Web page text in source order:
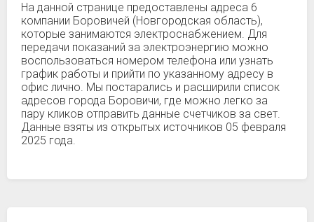
На данной странице предоставлены адреса 6
компании Боровичей (Новгородская область),
которые занимаются электроснабжением. Для
передачи показаний за электроэнергию можно
воспользоваться номером телефона или узнать
график работы и прийти по указанному адресу в
офис лично. Мы постарались и расширили список
адресов города Боровичи, где можно легко за
пару кликов отправить данные счетчиков за свет.
Данные взяты из открытых источников 05 февраля
2025 года.